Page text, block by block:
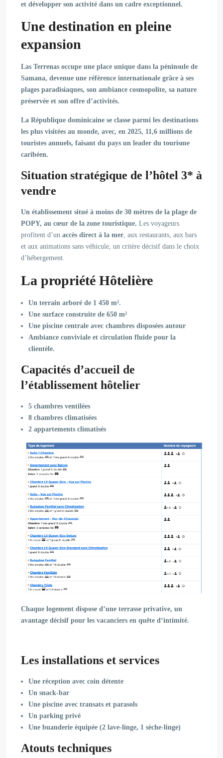
et développer son activité dans un cadre exceptionnel.
Une destination en pleine
expansion
Las Terrenas occupe une place unique dans la péninsule de
Samana, devenue une référence internationale grâce à ses
plages paradisiaques, son ambiance cosmopolite, sa nature
préservée et son offre d’activités.
La République dominicaine se classe parmi les destinations
les plus visitées au monde, avec, en 2025, 11,6 millions de
touristes annuels, faisant du pays un leader du tourisme
caribéen.
Situation stratégique de l’hôtel 3* à
vendre
Un établissement situé à moins de 30 mètres de la plage de
POPY, au cœur de la zone touristique. Les voyageurs
profitent d’un accès direct à la mer, aux restaurants, aux bars
et aux animations sans véhicule, un critère décisif dans le choix
d’hébergement.
La propriété Hôtelière
Un terrain arboré de 1 450 m².
Une surface construite de 650 m²
Une piscine centrale avec chambres disposées autour
Ambiance conviviale et circulation fluide pour la
clientèle.
Capacités d’accueil de
l’établissement hôtelier
5 chambres ventilées
8 chambres climatisées
2 appartements climatisés
Chaque logement dispose d’une terrasse privative, un
avantage décisif pour les vacanciers en quête d‘intimité.
Les installations et services
Une réception avec coin détente
Un snack-bar
Une piscine avec transats et parasols
Un parking privé
Une buanderie équipée (2 lave-linge, 1 sèche-linge)
Atouts techniques